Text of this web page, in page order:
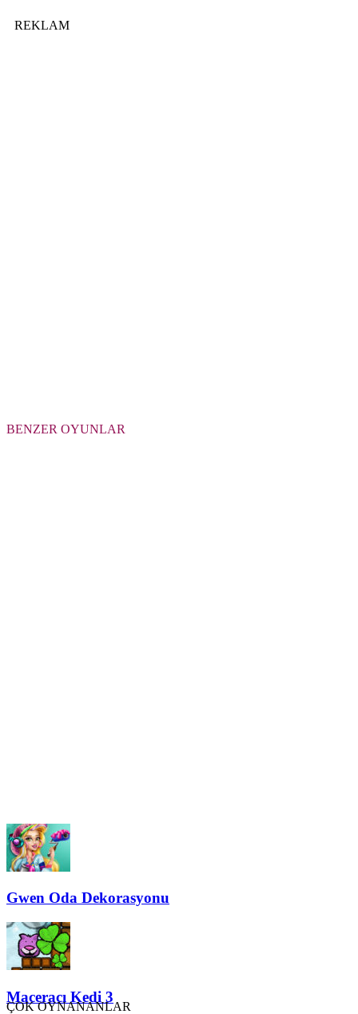
REKLAM
BENZER OYUNLAR
Gwen Oda Dekorasyonu
Maceracı Kedi 3
ÇOK OYNANANLAR